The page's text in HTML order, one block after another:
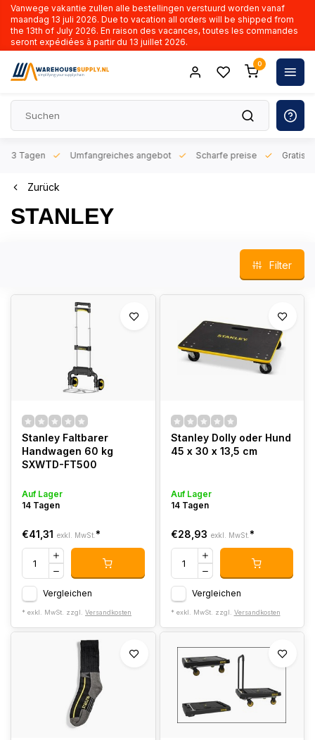
Vanwege vakantie zullen alle bestellingen verstuurd worden vanaf
maandag 13 juli 2026. Due to vacation all orders will be shipped from
the 13th of July 2026. En raison des vacances, toutes les commandes
seront expédiées à partir du 13 juillet 2026.
0
3 Tagen Umfangreiches angebot Scharfe preise Gratis
Zurück
STANLEY
Filter
Stanley Faltbarer
Handwagen 60 kg
SXWTD-FT500
Auf Lager
14 Tagen
€41,31 exkl. MwSt. *
Vergleichen
* exkl. MwSt. zzgl. Versandkosten
Stanley Dolly oder Hund
45 x 30 x 13,5 cm
Auf Lager
14 Tagen
€28,93 exkl. MwSt. *
Vergleichen
* exkl. MwSt. zzgl. Versandkosten